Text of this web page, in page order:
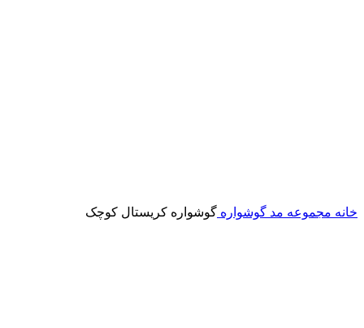
خانه مجموعه مد گوشواره گوشواره کریستال کوچک